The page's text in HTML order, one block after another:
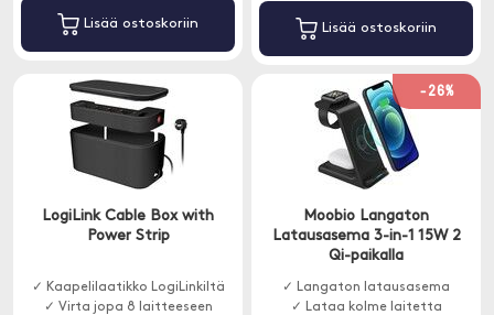
Lisää ostoskoriin Lisää ostoskoriin
LogiLink Cable Box with
Power Strip
✓ Kaapelilaatikko LogiLinkiltä
✓ Virta jopa 8 laitteeseen
-26%
Moobio Langaton
Latausasema 3-in-1 15W 2
Qi-paikalla
✓ Langaton latausasema
✓ Lataa kolme laitetta